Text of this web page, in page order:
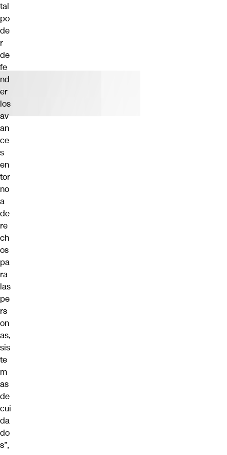
tal
po
de
r
de
fe
nd
er
los
av
an
ce
s
en
tor
no
a
de
re
ch
os
pa
ra
las
pe
rs
on
as,
sis
te
m
as
de
cui
da
do
s”,